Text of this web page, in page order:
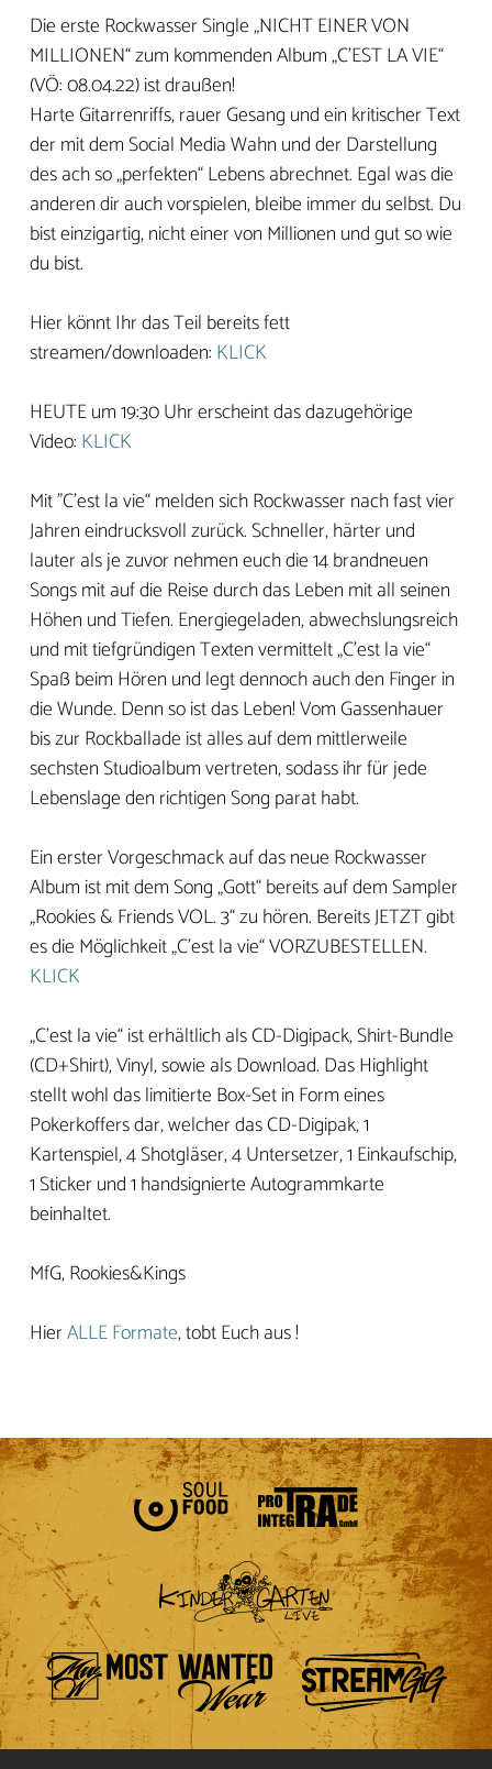
Die erste Rockwasser Single „NICHT EINER VON
MILLIONEN“ zum kommenden Album „C'EST LA VIE“
(VÖ: 08.04.22) ist draußen!
Harte Gitarrenriffs, rauer Gesang und ein kritischer Text
der mit dem Social Media Wahn und der Darstellung
des ach so „perfekten“ Lebens abrechnet. Egal was die
anderen dir auch vorspielen, bleibe immer du selbst. Du
bist einzigartig, nicht einer von Millionen und gut so wie
du bist.
Hier könnt Ihr das Teil bereits fett
streamen/downloaden: KLICK
HEUTE um 19:30 Uhr erscheint das dazugehörige
Video: KLICK
Mit "C’est la vie“ melden sich Rockwasser nach fast vier
Jahren eindrucksvoll zurück. Schneller, härter und
lauter als je zuvor nehmen euch die 14 brandneuen
Songs mit auf die Reise durch das Leben mit all seinen
Höhen und Tiefen. Energiegeladen, abwechslungsreich
und mit tiefgründigen Texten vermittelt „C’est la vie“
Spaß beim Hören und legt dennoch auch den Finger in
die Wunde. Denn so ist das Leben! Vom Gassenhauer
bis zur Rockballade ist alles auf dem mittlerweile
sechsten Studioalbum vertreten, sodass ihr für jede
Lebenslage den richtigen Song parat habt.
Ein erster Vorgeschmack auf das neue Rockwasser
Album ist mit dem Song „Gott“ bereits auf dem Sampler
„Rookies & Friends VOL. 3“ zu hören. Bereits JETZT gibt
es die Möglichkeit „C’est la vie“ VORZUBESTELLEN.
KLICK
„C’est la vie“ ist erhältlich als CD-Digipack, Shirt-Bundle
(CD+Shirt), Vinyl, sowie als Download. Das Highlight
stellt wohl das limitierte Box-Set in Form eines
Pokerkoffers dar, welcher das CD-Digipak, 1
Kartenspiel, 4 Shotgläser, 4 Untersetzer, 1 Einkaufschip,
1 Sticker und 1 handsignierte Autogrammkarte
beinhaltet.
MfG, Rookies&Kings
HierALLE Formate, tobt Euch aus !